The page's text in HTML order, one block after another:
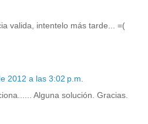
valida, intentelo más tarde... =(
2012 a las 3:02 p.m.
Alguna solución. Gracias.